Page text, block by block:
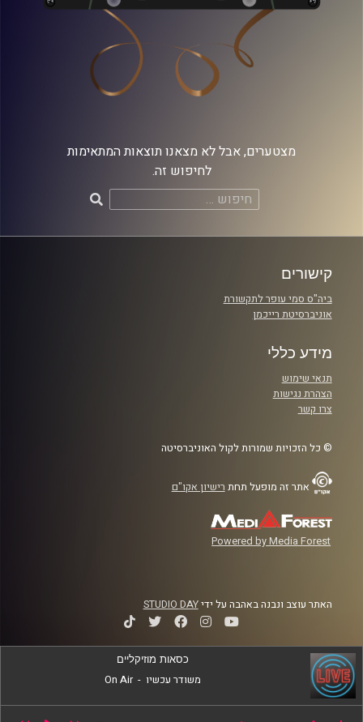
מצטערים, אבל לא מצאנו תוצאות המתאימות
לחיפוש זה.
חיפוש:
קישורים
ביה"ס סמי עופר לתקשורת
אוניברסיטת רייכמן
מידע כללי
תנאי שימוש
הצהרת נגישות
צרו קשר
© כל הזכויות שמורות לקול האוניברסיטה
אתר זה מופעל תחת רישיון אקו"ם
Powered by Media Forest
האתר עוצב ונבנה באהבה על ידיSTUDIO DAY
כסאות מוזיקליים
משודר עכשיו -
On Air